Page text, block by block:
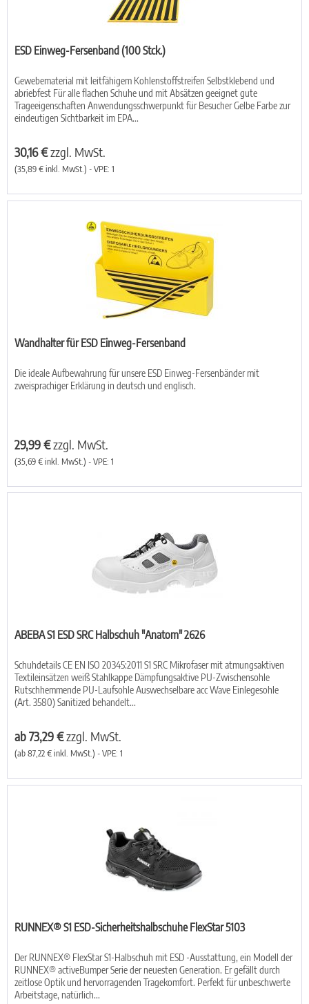
ESD Einweg-Fersenband (100 Stck.)
Gewebematerial mit leitfähigem Kohlenstoffstreifen Selbstklebend und
abriebfest Für alle flachen Schuhe und mit Absätzen geeignet gute
Trageeigenschaften Anwendungsschwerpunkt für Besucher Gelbe Farbe zur
eindeutigen Sichtbarkeit im EPA...
30,16 €zzgl. MwSt.
(35,89 € inkl. MwSt.) - VPE: 1
Wandhalter für ESD Einweg-Fersenband
Die ideale Aufbewahrung für unsere ESD Einweg-Fersenbänder mit
zweisprachiger Erklärung in deutsch und englisch.
29,99 €zzgl. MwSt.
(35,69 € inkl. MwSt.) - VPE: 1
ABEBA S1 ESD SRC Halbschuh "Anatom" 2626
Schuhdetails CE EN ISO 20345:2011 S1 SRC Mikrofaser mit atmungsaktiven
Textileinsätzen weiß Stahlkappe Dämpfungsaktive PU-Zwischensohle
Rutschhemmende PU-Laufsohle Auswechselbare acc Wave Einlegesohle
(Art. 3580) Sanitized behandelt...
ab 73,29 €zzgl. MwSt.
(ab 87,22 € inkl. MwSt.) - VPE: 1
RUNNEX® S1 ESD-Sicherheitshalbschuhe FlexStar 5103
Der RUNNEX® FlexStar S1-Halbschuh mit ESD -Ausstattung, ein Modell der
RUNNEX® activeBumper Serie der neuesten Generation. Er gefällt durch
zeitlose Optik und hervorragenden Tragekomfort. Perfekt für unbeschwerte
Arbeitstage, natürlich...